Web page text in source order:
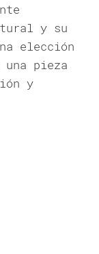
y su
elección
una pieza
y